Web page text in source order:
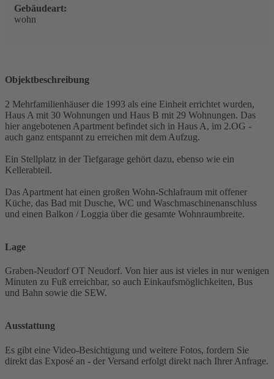
Gebäudeart:
wohn
Objektbeschreibung
2 Mehrfamilienhäuser die 1993 als eine Einheit errichtet wurden,
Haus A mit 30 Wohnungen und Haus B mit 29 Wohnungen. Das
hier angebotenen Apartment befindet sich in Haus A, im 2.OG -
auch ganz entspannt zu erreichen mit dem Aufzug.
Ein Stellplatz in der Tiefgarage gehört dazu, ebenso wie ein
Kellerabteil.
Das Apartment hat einen großen Wohn-Schlafraum mit offener
Küche, das Bad mit Dusche, WC und Waschmaschinenanschluss
und einen Balkon / Loggia über die gesamte Wohnraumbreite.
Lage
Graben-Neudorf OT Neudorf. Von hier aus ist vieles in nur wenigen
Minuten zu Fuß erreichbar, so auch Einkaufsmöglichkeiten, Bus
und Bahn sowie die SEW.
Ausstattung
Es gibt eine Video-Besichtigung und weitere Fotos, fordern Sie
direkt das Exposé an - der Versand erfolgt direkt nach Ihrer Anfrage.